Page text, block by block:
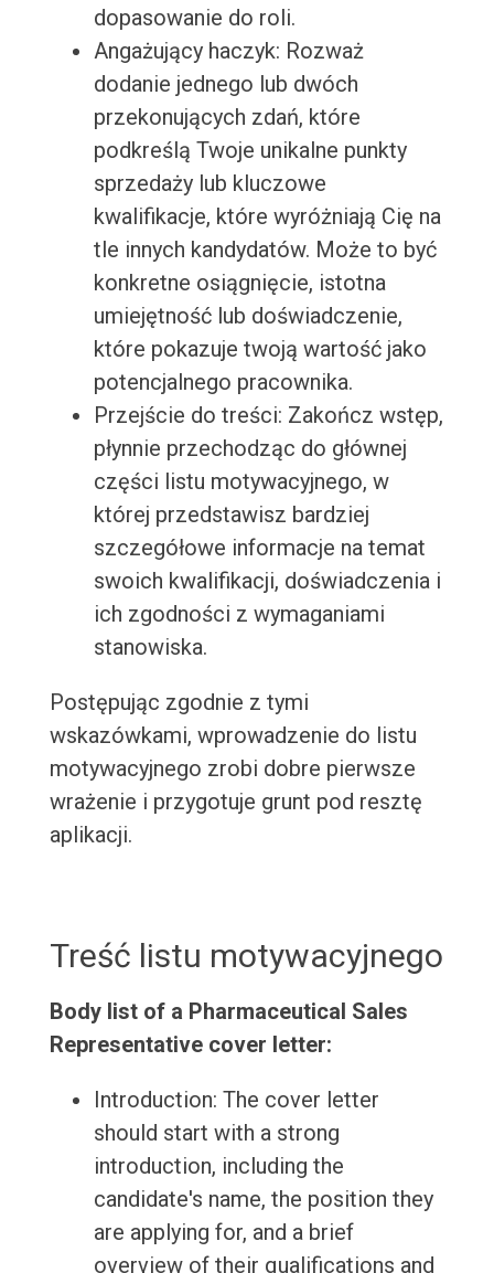
dopasowanie do roli.
Angażujący haczyk: Rozważ
dodanie jednego lub dwóch
przekonujących zdań, które
podkreślą Twoje unikalne punkty
sprzedaży lub kluczowe
kwalifikacje, które wyróżniają Cię na
tle innych kandydatów. Może to być
konkretne osiągnięcie, istotna
umiejętność lub doświadczenie,
które pokazuje twoją wartość jako
potencjalnego pracownika.
Przejście do treści: Zakończ wstęp,
płynnie przechodząc do głównej
części listu motywacyjnego, w
której przedstawisz bardziej
szczegółowe informacje na temat
swoich kwalifikacji, doświadczenia i
ich zgodności z wymaganiami
stanowiska.
Postępując zgodnie z tymi
wskazówkami, wprowadzenie do listu
motywacyjnego zrobi dobre pierwsze
wrażenie i przygotuje grunt pod resztę
aplikacji.
Treść listu motywacyjnego
Body list of a Pharmaceutical Sales
Representative cover letter:
Introduction: The cover letter
should start with a strong
introduction, including the
candidate's name, the position they
are applying for, and a brief
overview of their qualifications and